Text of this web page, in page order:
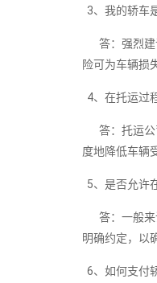
3、我的轿车
答：强烈建
险可为车辆损
4、在托运过
答：托运公
度地降低车辆
5、是否允许
答：一般来
明确约定，以
6、如何支付